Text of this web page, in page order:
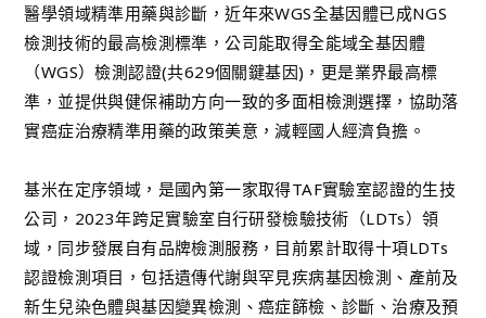
醫學領域精準用藥與診斷，近年來WGS全基因體已成NGS
檢測技術的最高檢測標準，公司能取得全能域全基因體
（WGS）檢測認證(共629個關鍵基因)，更是業界最高標
準，並提供與健保補助方向一致的多面相檢測選擇，協助落
實癌症治療精準用藥的政策美意，減輕國人經濟負擔。
基米在定序領域，是國內第一家取得TAF實驗室認證的生技
公司，2023年跨足實驗室自行研發檢驗技術（LDTs）領
域，同步發展自有品牌檢測服務，目前累計取得十項LDTs
認證檢測項目，包括遺傳代謝與罕見疾病基因檢測、產前及
新生兒染色體與基因變異檢測、癌症篩檢、診斷、治療及預